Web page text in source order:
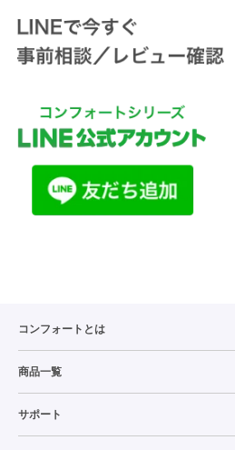
コンフォートとは
商品一覧
サポート